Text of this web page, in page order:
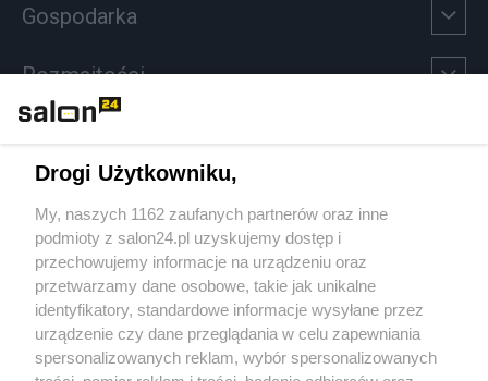
Gospodarka
Rozmaitości
Sport
Społeczeństwo
Kultura
Drogi Użytkowniku,
My, naszych 1162 zaufanych partnerów oraz inne
podmioty z salon24.pl uzyskujemy dostęp i
przechowujemy informacje na urządzeniu oraz
przetwarzamy dane osobowe, takie jak unikalne
identyfikatory, standardowe informacje wysyłane przez
urządzenie czy dane przeglądania w celu zapewniania
spersonalizowanych reklam, wybór spersonalizowanych